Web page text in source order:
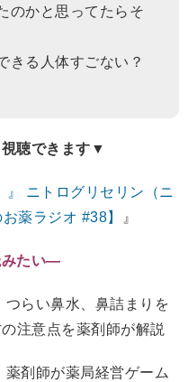
のかと思ってたらそ
きる人体すごない？
聴できます▼
』 ニトログリセリン（ニ
薬ラジオ #38】
』
たい―
つらい鼻水、鼻詰まりを
注意点を薬剤師が解説
薬剤師が薬局経営ゲーム